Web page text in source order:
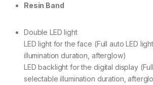
Resin Band
Double LED light
LED light for the face (Full auto LED
illumination duration, afterglow)
LED backlight for the digital display
selectable illumination duration,